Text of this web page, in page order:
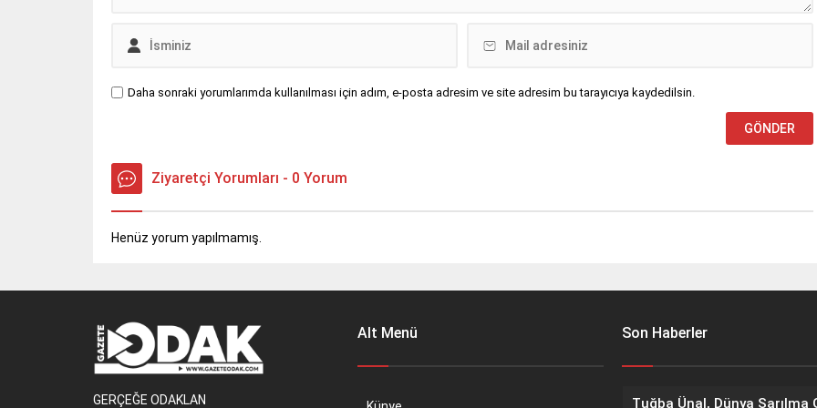
Daha sonraki yorumlarımda kullanılması için adım, e-posta adresim ve site adresim bu tarayıcıya kaydedilsin.
Ziyaretçi Yorumları - 0 Yorum
Henüz yorum yapılmamış.
GERÇEĞE ODAKLAN
Alt Menü Son Haberler